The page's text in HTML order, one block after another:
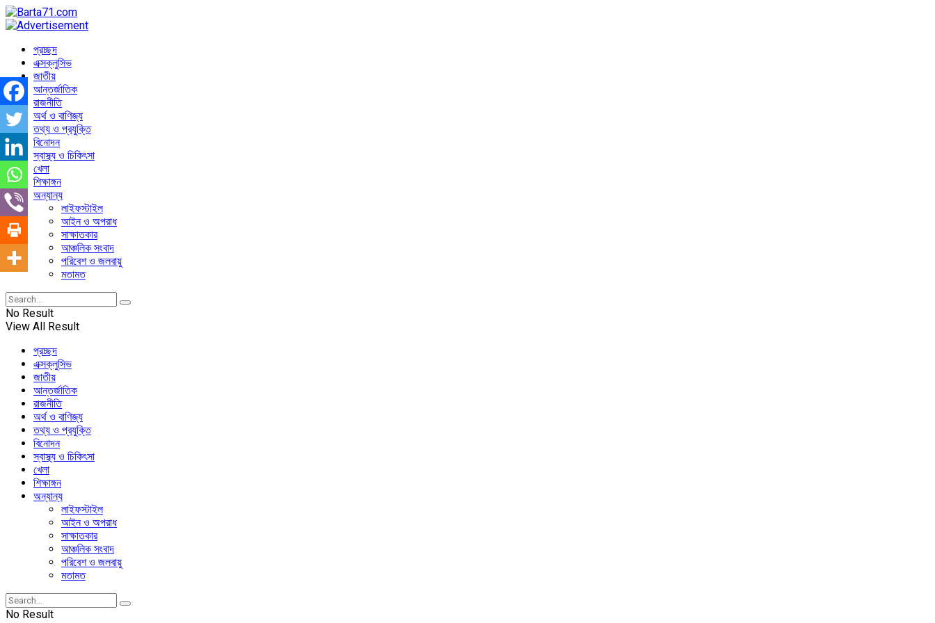
প্রচ্ছদ
এক্সক্লুসিভ
জাতীয়
আন্তর্জাতিক
রাজনীতি
অর্থ ও বাণিজ্য
তথ্য ও প্রযুক্তি
বিনোদন
স্বাস্থ্য ও চিকিৎসা
খেলা
শিক্ষাঙ্গন
অন্যান্য
লাইফস্টাইল
আইন ও অপরাধ
সাক্ষাতকার
আঞ্চলিক সংবাদ
পরিবেশ ও জলবায়ু
মতামত
No Result
View All Result
প্রচ্ছদ
এক্সক্লুসিভ
জাতীয়
আন্তর্জাতিক
রাজনীতি
অর্থ ও বাণিজ্য
তথ্য ও প্রযুক্তি
বিনোদন
স্বাস্থ্য ও চিকিৎসা
খেলা
শিক্ষাঙ্গন
অন্যান্য
লাইফস্টাইল
আইন ও অপরাধ
সাক্ষাতকার
আঞ্চলিক সংবাদ
পরিবেশ ও জলবায়ু
মতামত
No Result